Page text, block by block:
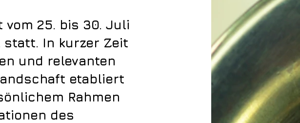
25. bis 30. Juli
statt. In kurzer Zeit
und relevanten
etabliert
Rahmen
des